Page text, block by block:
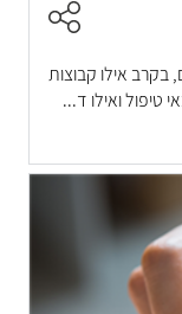
בקרב אילו קבוצות
טיפול ואילו ד...